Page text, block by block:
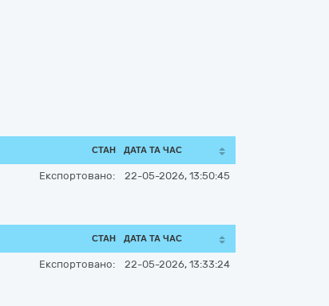
СТАН ДАТА ТА ЧАС
Експортовано: 22-05-2026, 13:50:45
СТАН ДАТА ТА ЧАС
Експортовано: 22-05-2026, 13:33:24